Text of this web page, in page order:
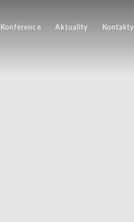
Konference Aktuality Kontakty